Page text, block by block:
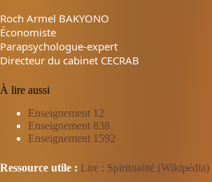
Roch Armel BAKYONO
Économiste
Parapsychologue-expert
Directeur du cabinet CECRAB
À lire aussi
Enseignement 12
Enseignement 838
Enseignement 1592
Ressource utile : Lire : Spiritualité (Wikipédia)